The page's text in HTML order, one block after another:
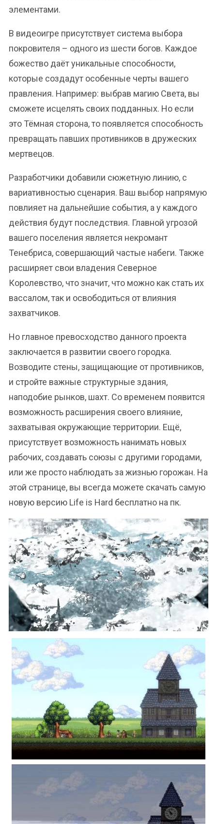
элементами.
В видеоигре присутствует система выбора
покровителя – одного из шести богов. Каждое
божество даёт уникальные способности,
которые создадут особенные черты вашего
правления. Например: выбрав магию Света, вы
сможете исцелять своих подданных. Но если
это Тёмная сторона, то появляется способность
превращать павших противников в дружеских
мертвецов.
Разработчики добавили сюжетную линию, с
вариативностью сценария. Ваш выбор напрямую
повлияет на дальнейшие события, а у каждого
действия будут последствия. Главной угрозой
вашего поселения является некромант
Тенебриса, совершающий частые набеги. Также
расширяет свои владения Северное
Королевство, что значит, что можно как стать их
вассалом, так и освободиться от влияния
захватчиков.
Но главное превосходство данного проекта
заключается в развитии своего городка.
Возводите стены, защищающие от противников,
и стройте важные структурные здания,
наподобие рынков, шахт. Со временем появится
возможность расширения своего влияние,
захватывая окружающие территории. Ещё,
присутствует возможность нанимать новых
рабочих, создавать союзы с другими городами,
или же просто наблюдать за жизнью горожан. На
этой странице, вы всегда можете скачать самую
новую версию Life is Hard бесплатно на пк.